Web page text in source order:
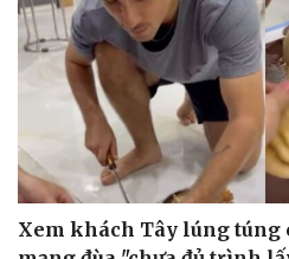
Xem khách Tây lúng túng